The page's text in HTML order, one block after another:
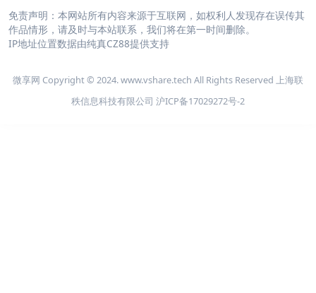
免责声明：本网站所有内容来源于互联网，如权利人发现存在误传其
作品情形，请及时与本站联系，我们将在第一时间删除。
IP地址位置数据由纯真CZ88提供支持
微享网 Copyright © 2024. www.vshare.tech All Rights Reserved 上海联
秩信息科技有限公司 沪ICP备17029272号-2